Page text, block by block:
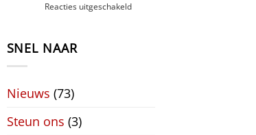
Reacties uitgeschakeldvoor
SNEL NAAR
Nieuws (73)
Steun ons (3)